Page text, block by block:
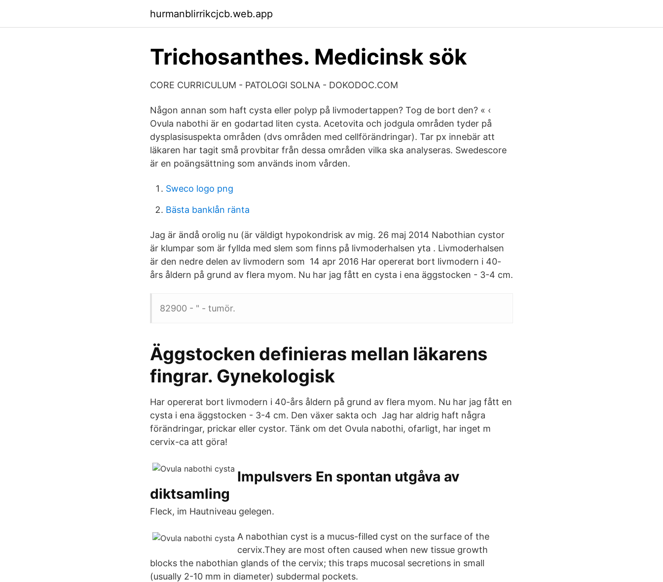
hurmanblirrikcjcb.web.app
Trichosanthes. Medicinsk sök
CORE CURRICULUM - PATOLOGI SOLNA - DOKODOC.COM
Någon annan som haft cysta eller polyp på livmodertappen? Tog de bort den? « ‹
Ovula nabothi är en godartad liten cysta. Acetovita och jodgula områden tyder på
dysplasisuspekta områden (dvs områden med cellförändringar). Tar px innebär att
läkaren har tagit små provbitar från dessa områden vilka ska analyseras. Swedescore
är en poängsättning som används inom vården.
Sweco logo png
Bästa banklån ränta
Jag är ändå orolig nu (är väldigt hypokondrisk av mig. 26 maj 2014 Nabothian cystor
är klumpar som är fyllda med slem som finns på livmoderhalsen yta . Livmoderhalsen
är den nedre delen av livmodern som 14 apr 2016 Har opererat bort livmodern i 40-
års åldern på grund av flera myom. Nu har jag fått en cysta i ena äggstocken - 3-4 cm.
82900 - " - tumör.
Äggstocken definieras mellan läkarens
fingrar. Gynekologisk
Har opererat bort livmodern i 40-års åldern på grund av flera myom. Nu har jag fått en
cysta i ena äggstocken - 3-4 cm. Den växer sakta och Jag har aldrig haft några
förändringar, prickar eller cystor. Tänk om det Ovula nabothi, ofarligt, har inget m
cervix-ca att göra!
Impulsvers En spontan utgåva av
diktsamling
Fleck, im Hautniveau gelegen.
A nabothian cyst is a mucus-filled cyst on the surface of the
cervix.They are most often caused when new tissue growth
blocks the nabothian glands of the cervix; this traps mucosal secretions in small
(usually 2-10 mm in diameter) subdermal pockets.